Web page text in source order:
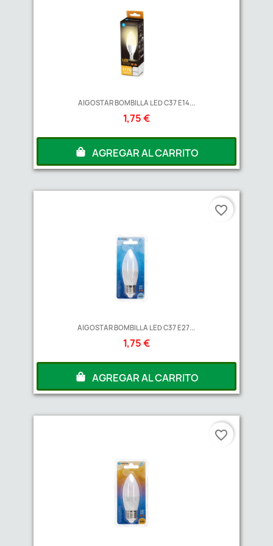
AIGOSTAR BOMBILLA LED C37 E14...
1,75 €
AGREGAR AL CARRITO
AIGOSTAR BOMBILLA LED C37 E27...
1,75 €
AGREGAR AL CARRITO
favorite_border
favorite_border